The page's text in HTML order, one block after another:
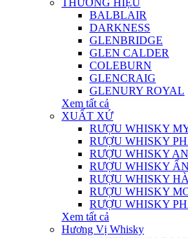
THƯƠNG HIỆU
BALBLAIR
DARKNESS
GLENBRIDGE
GLEN CALDER
COLEBURN
GLENCRAIG
GLENURY ROYAL
Xem tất cả
XUẤT XỨ
RƯỢU WHISKY
RƯỢU WHISKY
RƯỢU WHISKY
RƯỢU WHISKY
RƯỢU WHISKY
RƯỢU WHISKY
RƯỢU WHISKY
Xem tất cả
Hương Vị Whisky